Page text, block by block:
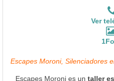
Ver
Escapes Moroni, Silenciadores
Escapes Moroni es un taller